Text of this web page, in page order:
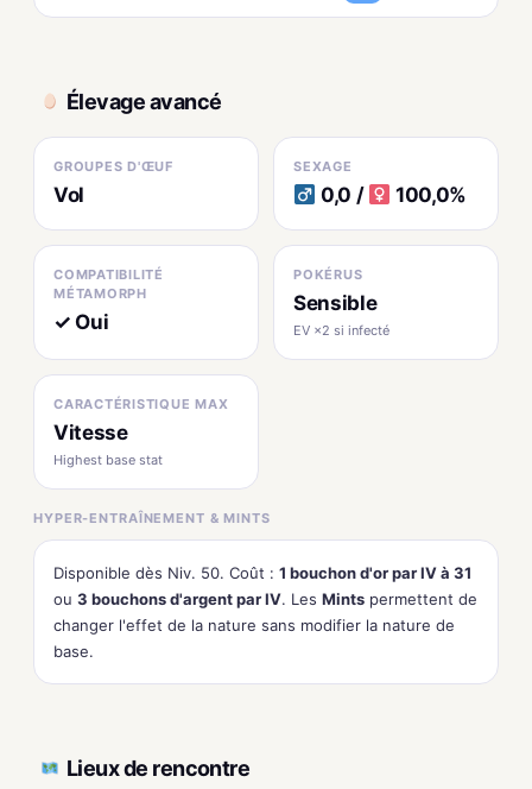
Élevage avancé
GROUPES D'ŒUF
Vol
SEXAGE
0,0 / 100,0%
COMPATIBILITÉ
MÉTAMORPH
✓ Oui
POKÉRUS
Sensible
EV ×2 si infecté
CARACTÉRISTIQUE MAX
Vitesse
Highest base stat
HYPER-ENTRAÎNEMENT & MINTS
Disponible dès Niv. 50. Coût : 1 bouchon d'or par IV à 31
ou 3 bouchons d'argent par IV. Les Mints permettent de
changer l'effet de la nature sans modifier la nature de
base.
Lieux de rencontre